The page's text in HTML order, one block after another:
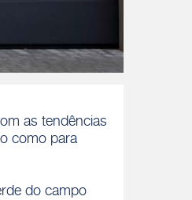
as tendências
como para
do campo